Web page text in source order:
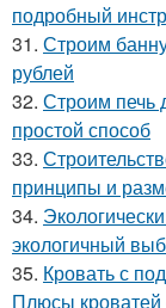
подробный
31. Строим
рублей
32. Строим печь
простой способ
33.
принципы и
34.
экологичный
35. Кровать с
Плюсы